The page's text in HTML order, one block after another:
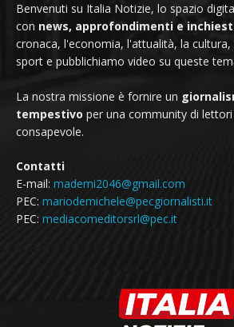
Benvenuti su Italia Notizie, lo spazio
con news, approfondimenti e
cronaca, l'economia, l'attualità, la
sport e pubblichiamo video su queste
La nostra missione è fornire un
tempestivo per una community di
consapevole.
Contatti
E-mail: mademi2046@gmail.com
PEC: mariodemichele@pecgiornalisti.it
PEC: mediacomeditorsrl@pec.it